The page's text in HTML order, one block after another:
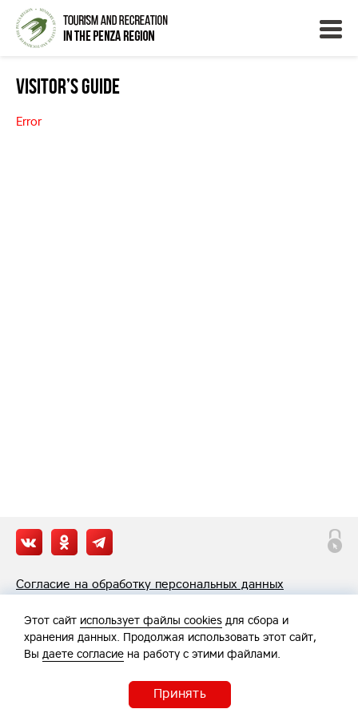
Visitor’s Guide
Error
Согласие на обработку персональных данных
Этот сайт использует файлы cookies для сбора и
хранения данных. Продолжая использовать этот сайт,
Вы даете согласие на работу с этими файлами.
Принять